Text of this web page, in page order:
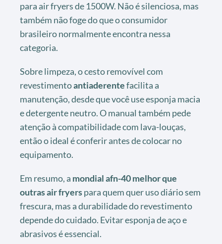
para air fryers de 1500W. Não é silenciosa, mas
também não foge do que o consumidor
brasileiro normalmente encontra nessa
categoria.
Sobre limpeza, o cesto removível com
revestimentoantiaderentefacilita a
manutenção, desde que você use esponja macia
e detergente neutro. O manual também pede
atenção à compatibilidade com lava-louças,
então o ideal é conferir antes de colocar no
equipamento.
Em resumo, a mondial afn-40 melhor que
outras air fryerspara quem quer uso diário sem
frescura, mas a durabilidade do revestimento
depende do cuidado. Evitar esponja de aço e
abrasivos é essencial.